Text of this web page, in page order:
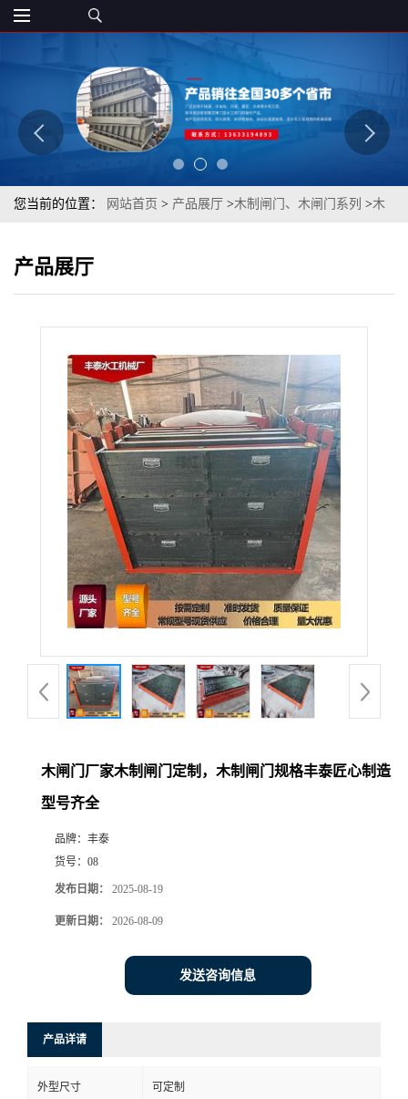
您当前的位置： 网站首页 > 产品展厅 >木制闸门、木闸门系列 >木
产品展厅
木闸门厂家木制闸门定制，木制闸门规格丰泰匠心制造
型号齐全
品牌： 丰泰
货号： 08
发布日期： 2025-08-19
更新日期： 2026-08-09
发送咨询信息
产品详请
外型尺寸 可定制